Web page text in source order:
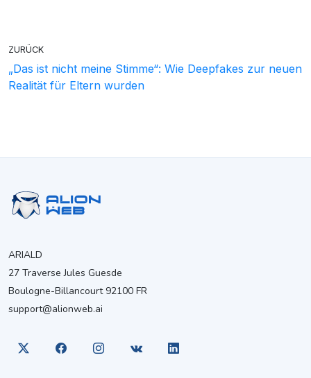
ZURÜCK
„Das ist nicht meine Stimme“: Wie Deepfakes zur neuen
Realität für Eltern wurden
ARIALD
27 Traverse Jules Guesde
Boulogne-Billancourt 92100 FR
support@alionweb.ai